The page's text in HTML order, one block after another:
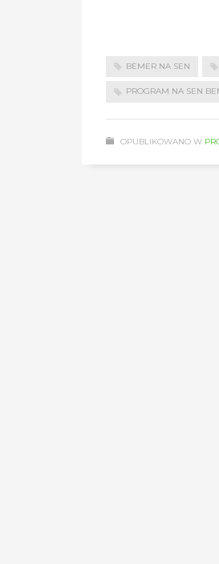
BEMER NA SEN
PROGRAM NA SEN
OPUBLIKOWANO W